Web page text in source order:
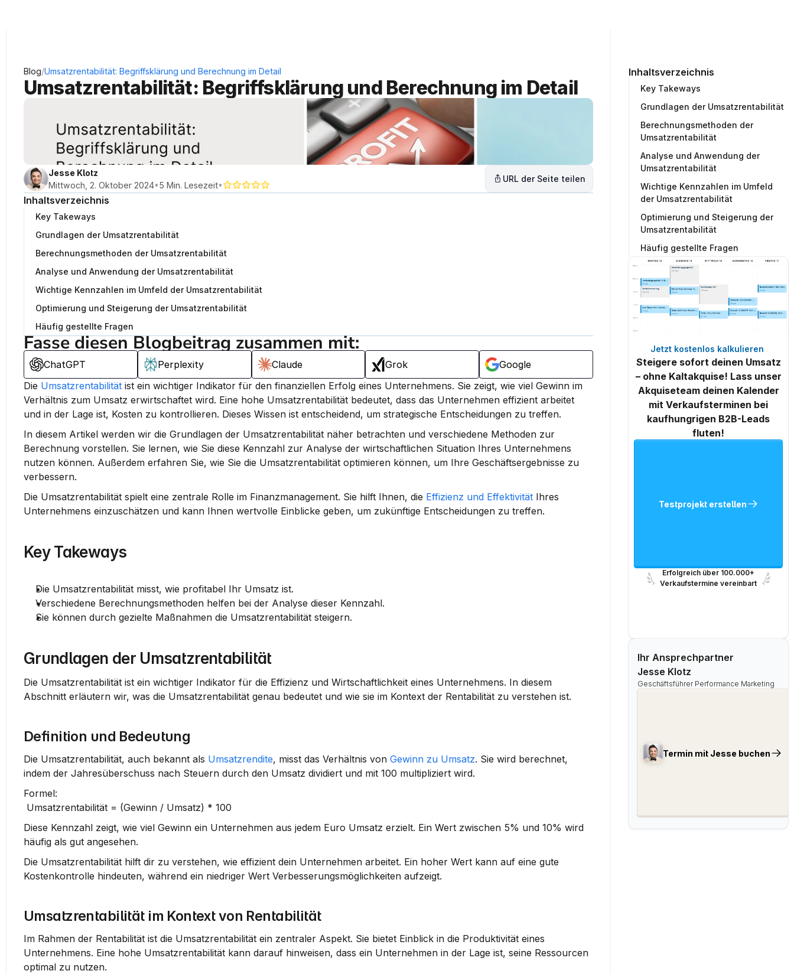
Inhaltsverzeichnis
Key Takeways
Grundlagen der Umsatzrentabilität
Berechnungsmethoden der
Umsatzrentabilität
Analyse und Anwendung der
Umsatzrentabilität
Wichtige Kennzahlen im Umfeld
der Umsatzrentabilität
Optimierung und Steigerung der
Umsatzrentabilität
Häufig gestellte Fragen
Jetzt kostenlos kalkulieren
Steigere sofort deinen Umsatz
– ohne Kaltakquise! Lass unser
Akquiseteam deinen Kalender
mit Verkaufsterminen bei
kaufhungrigen B2B-Leads
fluten!
Testprojekt erstellen
Erfolgreich über 100.000+
Verkaufstermine vereinbart
Ihr Ansprechpartner
Jesse Klotz
Geschäftsführer Performance Marketing
Termin mit Jesse buchen
Blog/Umsatzrentabilität: Begriffsklärung und Berechnung im Detail
Umsatzrentabilität: Begriffsklärung und Berechnung im Detail
Jesse Klotz
Mittwoch, 2. Oktober 2024•5 Min. Lesezeit•
URL der Seite teilen
Inhaltsverzeichnis
Key Takeways
Grundlagen der Umsatzrentabilität
Berechnungsmethoden der Umsatzrentabilität
Analyse und Anwendung der Umsatzrentabilität
Wichtige Kennzahlen im Umfeld der Umsatzrentabilität
Optimierung und Steigerung der Umsatzrentabilität
Häufig gestellte Fragen
Fasse diesen Blogbeitrag zusammen mit:
ChatGPT Perplexity Claude Grok
Google
Die Umsatzrentabilität ist ein wichtiger Indikator für den finanziellen Erfolg eines Unternehmens. Sie zeigt, wie viel Gewinn im
Verhältnis zum Umsatz erwirtschaftet wird. Eine hohe Umsatzrentabilität bedeutet, dass das Unternehmen effizient arbeitet
und in der Lage ist, Kosten zu kontrollieren. Dieses Wissen ist entscheidend, um strategische Entscheidungen zu treffen.
In diesem Artikel werden wir die Grundlagen der Umsatzrentabilität näher betrachten und verschiedene Methoden zur
Berechnung vorstellen. Sie lernen, wie Sie diese Kennzahl zur Analyse der wirtschaftlichen Situation Ihres Unternehmens
nutzen können. Außerdem erfahren Sie, wie Sie die Umsatzrentabilität optimieren können, um Ihre Geschäftsergebnisse zu
verbessern.
Die Umsatzrentabilität spielt eine zentrale Rolle im Finanzmanagement. Sie hilft Ihnen, die Effizienz und Effektivität Ihres
Unternehmens einzuschätzen und kann Ihnen wertvolle Einblicke geben, um zukünftige Entscheidungen zu treffen.
Key Takeways
Die Umsatzrentabilität misst, wie profitabel Ihr Umsatz ist.
Verschiedene Berechnungsmethoden helfen bei der Analyse dieser Kennzahl.
Sie können durch gezielte Maßnahmen die Umsatzrentabilität steigern.
Grundlagen der Umsatzrentabilität
Die Umsatzrentabilität ist ein wichtiger Indikator für die Effizienz und Wirtschaftlichkeit eines Unternehmens. In diesem
Abschnitt erläutern wir, was die Umsatzrentabilität genau bedeutet und wie sie im Kontext der Rentabilität zu verstehen ist.
Definition und Bedeutung
Die Umsatzrentabilität, auch bekannt als Umsatzrendite, misst das Verhältnis von Gewinn zu Umsatz. Sie wird berechnet,
indem der Jahresüberschuss nach Steuern durch den Umsatz dividiert und mit 100 multipliziert wird.
Formel:
Umsatzrentabilität = (Gewinn / Umsatz) * 100
Diese Kennzahl zeigt, wie viel Gewinn ein Unternehmen aus jedem Euro Umsatz erzielt. Ein Wert zwischen 5% und 10% wird
häufig als gut angesehen.
Die Umsatzrentabilität hilft dir zu verstehen, wie effizient dein Unternehmen arbeitet. Ein hoher Wert kann auf eine gute
Kostenkontrolle hindeuten, während ein niedriger Wert Verbesserungsmöglichkeiten aufzeigt.
Umsatzrentabilität im Kontext von Rentabilität
Im Rahmen der Rentabilität ist die Umsatzrentabilität ein zentraler Aspekt. Sie bietet Einblick in die Produktivität eines
Unternehmens. Eine hohe Umsatzrentabilität kann darauf hinweisen, dass ein Unternehmen in der Lage ist, seine Ressourcen
optimal zu nutzen.